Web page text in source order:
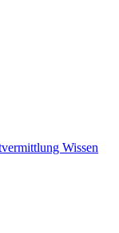
Wissen